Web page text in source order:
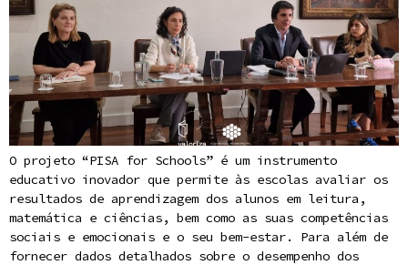
O projeto “PISA for Schools” é um instrumento
educativo inovador que permite às escolas avaliar os
resultados de aprendizagem dos alunos em leitura,
matemática e ciências, bem como as suas competências
sociais e emocionais e o seu bem-estar. Para além de
fornecer dados detalhados sobre o desempenho dos